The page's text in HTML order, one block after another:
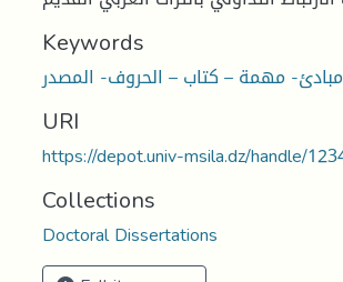
Keywords
مبادئ- مهمة – كتاب – الحروف- المصدر
URI
https://depot.univ-msila.dz/handle/
Collections
Doctoral Dissertations